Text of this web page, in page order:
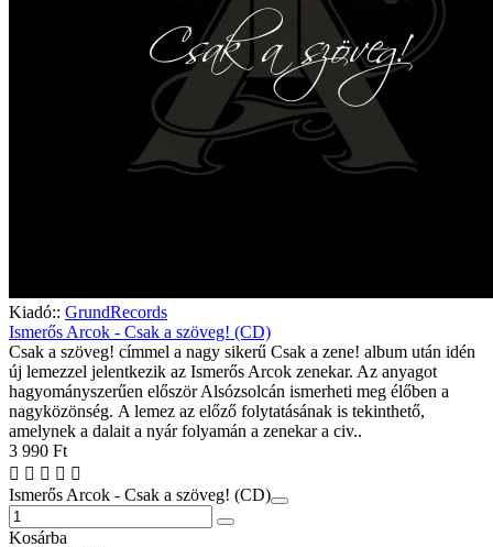
Kiadó:: GrundRecords
Ismerős Arcok - Csak a szöveg! (CD)
Csak a szöveg! címmel a nagy sikerű Csak a zene! album után idén
új lemezzel jelentkezik az Ismerős Arcok zenekar. Az anyagot
hagyományszerűen először Alsózsolcán ismerheti meg élőben a
nagyközönség. A lemez az előző folytatásának is tekinthető,
amelynek a dalait a nyár folyamán a zenekar a civ..
3 990 Ft
Ismerős Arcok - Csak a szöveg! (CD)
Kosárba